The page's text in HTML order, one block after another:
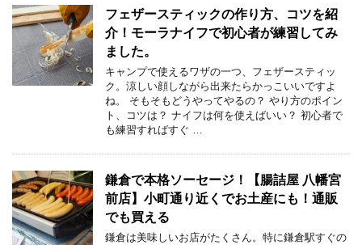
フェザースティックの作り方、コツを紹
介！モーラナイフで初心者が練習してみ
ました。
キャンプで使えるワザの一つ、フェザースティッ
ク。涼しい顔しながら出来たらかっこいいですよ
ね。 そもそもどうやってやるの？ やり方のポイン
ト、コツは？ ナイフは何を使えばいい？ 初心者で
も練習すればすぐ …
鎌倉で本格ソーセージ！【腸詰屋 八幡宮
前店】小町通り近くでお土産にも！通販
でも買える
鎌倉は美味しいお店がたくさん。特に鎌倉駅すぐの